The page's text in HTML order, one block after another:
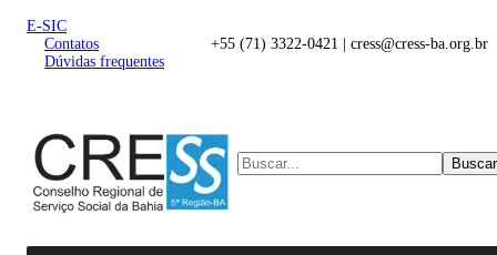
E-SIC
Contatos
Dúvidas frequentes
+55 (71) 3322-0421 | cress@cress-ba.org.br
Buscar